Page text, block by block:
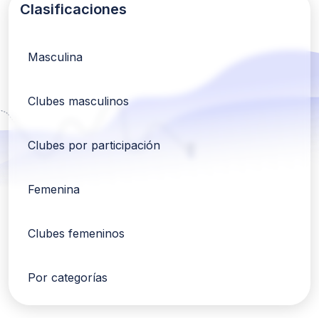
Clasificaciones
Masculina
Clubes masculinos
Clubes por participación
Femenina
Clubes femeninos
Por categorías